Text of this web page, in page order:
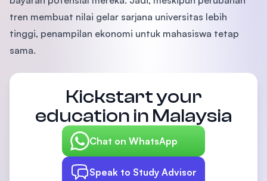
tren membuat nilai gelar sarjana universitas lebih
tinggi, penampilan ekonomi untuk mahasiswa tetap
sama.
Kickstart your
education in Malaysia
Chat on WhatsApp
Speak to Study Advisor